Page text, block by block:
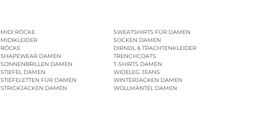
MIDI RÖCKE
MIDIKLEIDER
RÖCKE
SHAPEWEAR DAMEN
SONNENBRILLEN DAMEN
STIEFEL DAMEN
STIEFELETTEN FÜR DAMEN
STRICKJACKEN DAMEN
SWEATSHIRTS FÜR DAMEN
SOCKEN DAMEN
DIRNDL & TRACHTENKLEIDER
TRENCHCOATS
T-SHIRTS DAMEN
WIDELEG JEANS
WINTERJACKEN DAMEN
WOLLMÄNTEL DAMEN